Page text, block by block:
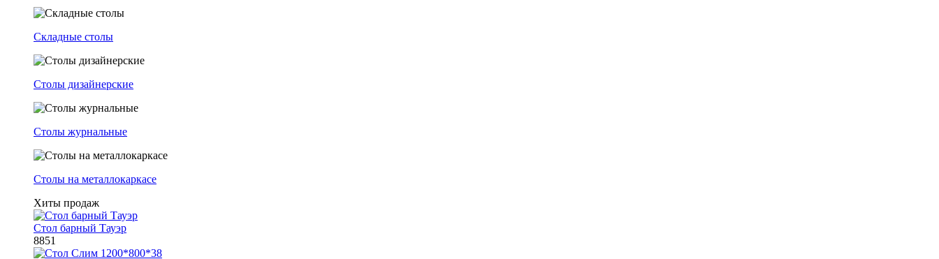
Складные столы
Столы дизайнерские
Столы журнальные
Столы на металлокаркасе
Хиты продаж
Стол барный Тауэр
8851